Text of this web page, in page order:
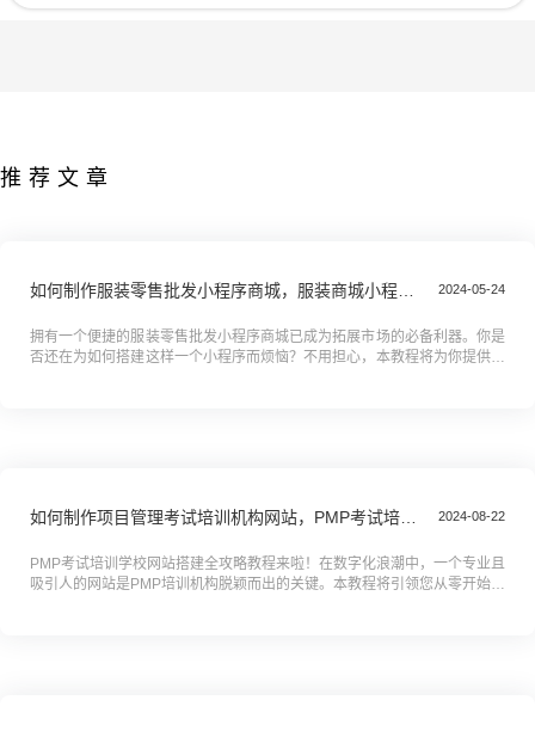
推荐文章
2024-05-24
拥有一个便捷的服装零售批发小程序商城已成为拓展市场的必备利器。你是
否还在为如何搭建这样一个小程序而烦恼？不用担心，本教程将为你提供从
2024-08-22
PMP考试培训学校网站搭建全攻略教程来啦！在数字化浪潮中，一个专业且
吸引人的网站是PMP培训机构脱颖而出的关键。本教程将引领您从零开始，